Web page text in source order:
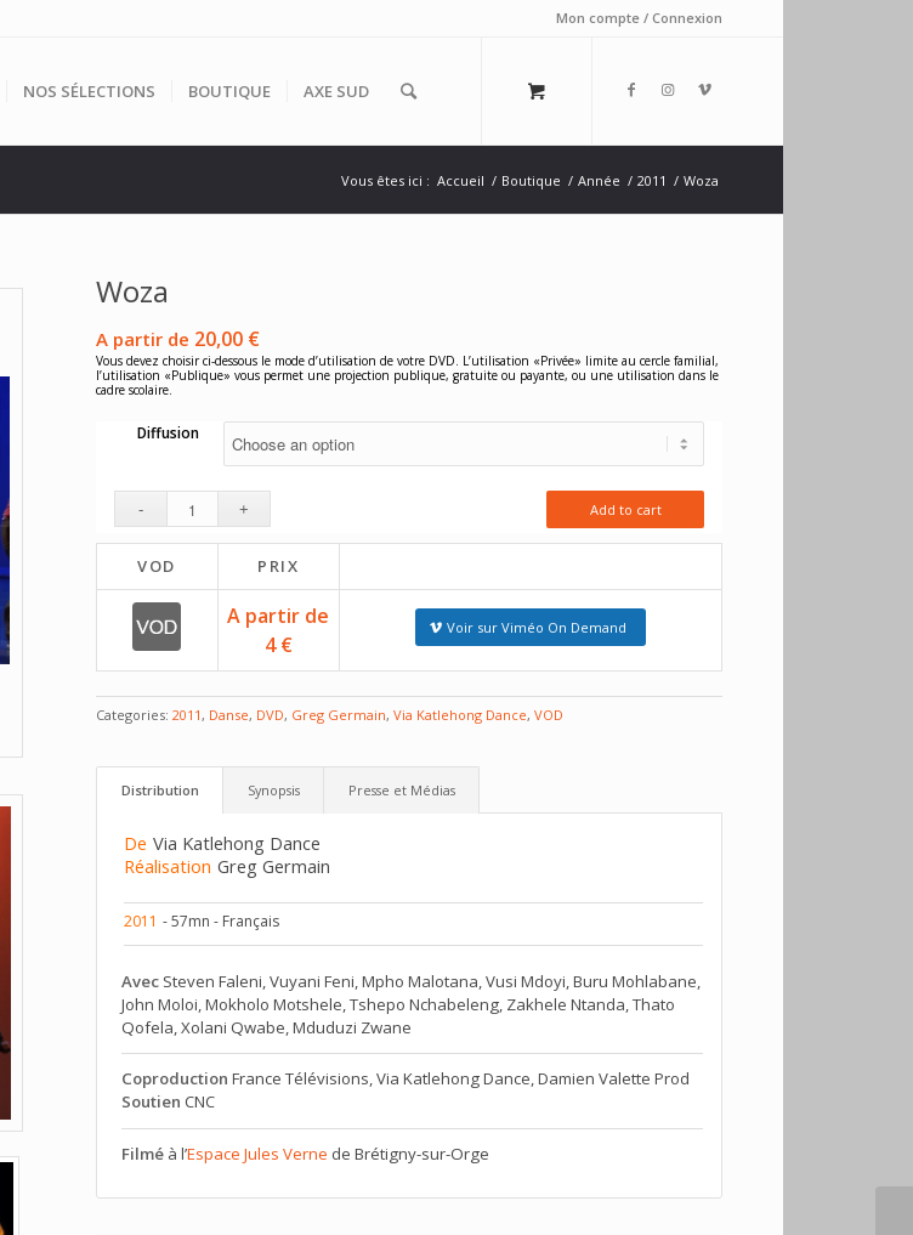
Mon compte / Connexion
NOS SÉLECTIONS BOUTIQUE AXE SUD
Vous êtes ici : Accueil / Boutique / Année / 2011 / Woza
Woza
A partir de 20,00 €
Vous devez choisir ci-dessous le mode d’utilisation de votre DVD. L’utilisation «Privée» limite au cercle familial,
l’utilisation «Publique» vous permet une projection publique, gratuite ou payante, ou une utilisation dans le
cadre scolaire.
Diffusion
Add to cart
VOD PRIX
A partir de
4 €
Voir sur Viméo On Demand
Categories: 2011, Danse, DVD, Greg Germain, Via Katlehong Dance, VOD
Distribution Synopsis Presse et Médias
De Via Katlehong Dance
Réalisation Greg Germain
2011 - 57mn - Français
AvecSteven Faleni, Vuyani Feni, Mpho Malotana, Vusi Mdoyi, Buru Mohlabane,
John Moloi, Mokholo Motshele, Tshepo Nchabeleng, Zakhele Ntanda, Thato
Qofela, Xolani Qwabe, Mduduzi Zwane
Coproduction France Télévisions, Via Katlehong Dance, Damien Valette Prod
Soutien CNC
Filméà l’Espace Jules Verne de Brétigny-sur-Orge